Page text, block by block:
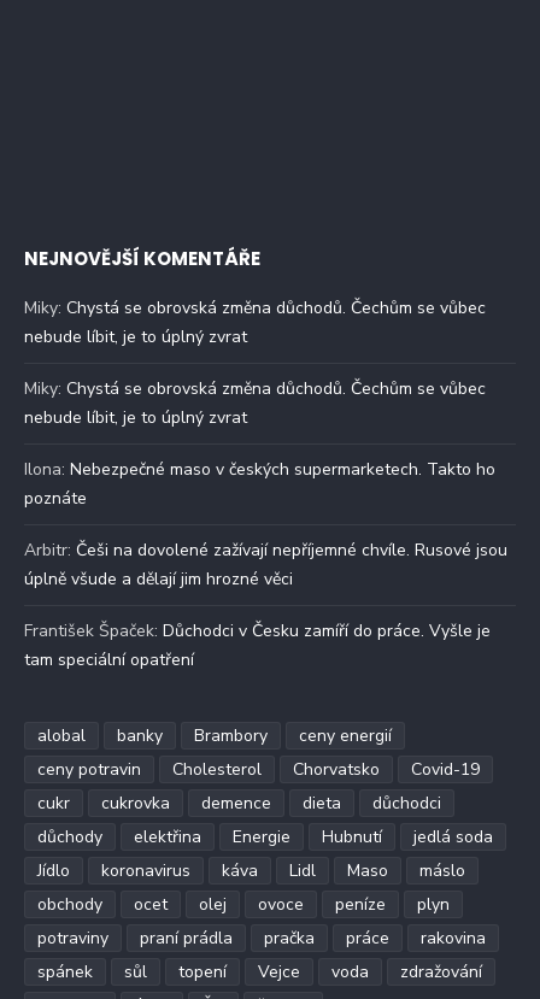
NEJNOVĚJŠÍ KOMENTÁŘE
Miky: Chystá se obrovská změna důchodů. Čechům se vůbec
nebude líbit, je to úplný zvrat
Miky: Chystá se obrovská změna důchodů. Čechům se vůbec
nebude líbit, je to úplný zvrat
Ilona: Nebezpečné maso v českých supermarketech. Takto ho
poznáte
Arbitr: Češi na dovolené zažívají nepříjemné chvíle. Rusové jsou
úplně všude a dělají jim hrozné věci
František Špaček: Důchodci v Česku zamíří do práce. Vyšle je
tam speciální opatření
alobal banky Brambory
ceny energií
ceny potravin
Cholesterol Chorvatsko
Covid-19
cukr
cukrovka demence dieta
důchodci
důchody
elektřina Energie Hubnutí
jedlá soda
Jídlo
koronavirus káva Lidl Maso
máslo
obchody
ocet olej ovoce peníze
plyn
potraviny
praní prádla pračka práce
rakovina
spánek
sůl topení Vejce voda
zdražování